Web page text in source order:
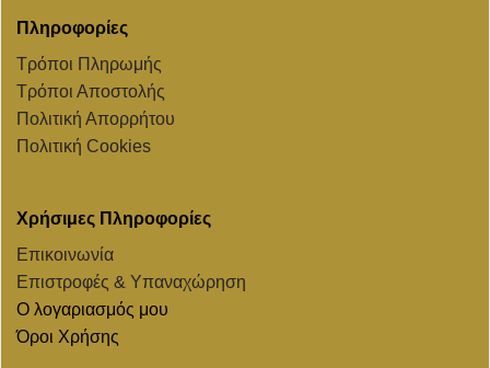
Πληροφορίες
Τρόποι Πληρωμής
Τρόποι Αποστολής
Πολιτική Απορρήτου
Πολιτική Cookies
Χρήσιμες Πληροφορίες
Επικοινωνία
Επιστροφές & Υπαναχώρηση
Ο λογαριασμός μου
Όροι Χρήσης